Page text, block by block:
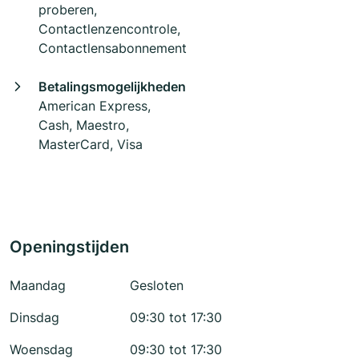
proberen,
Contactlenzencontrole,
Contactlensabonnement
Betalingsmogelijkheden
American Express,
Cash, Maestro,
MasterCard, Visa
Openingstijden
Maandag
Gesloten
Dinsdag
09:30 tot 17:30
Woensdag
09:30 tot 17:30